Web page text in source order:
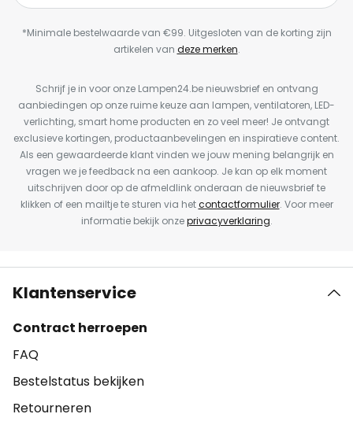
*Minimale bestelwaarde van €99. Uitgesloten van de korting zijn
artikelen van deze merken.
Schrijf je in voor onze Lampen24.be nieuwsbrief en ontvang
aanbiedingen op onze ruime keuze aan lampen, ventilatoren, LED-
verlichting, smart home producten en zo veel meer! Je ontvangt
exclusieve kortingen, productaanbevelingen en inspiratieve content.
Als een gewaardeerde klant vinden we jouw mening belangrijk en
vragen we je feedback na een aankoop. Je kan op elk moment
uitschrijven door op de afmeldlink onderaan de nieuwsbrief te
klikken of een mailtje te sturen via hetcontactformulier. Voor meer
informatie bekijk onzeprivacyverklaring.
Klantenservice
Contract herroepen
FAQ
Bestelstatus bekijken
Retourneren